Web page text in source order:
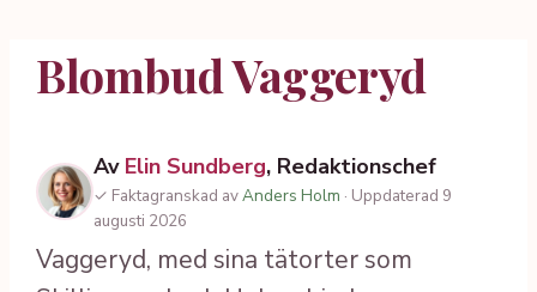
Blombud Vaggeryd
Av Elin Sundberg, Redaktionschef
✓ Faktagranskad avAnders Holm · Uppdaterad 9
augusti 2026
Vaggeryd, med sina tätorter som